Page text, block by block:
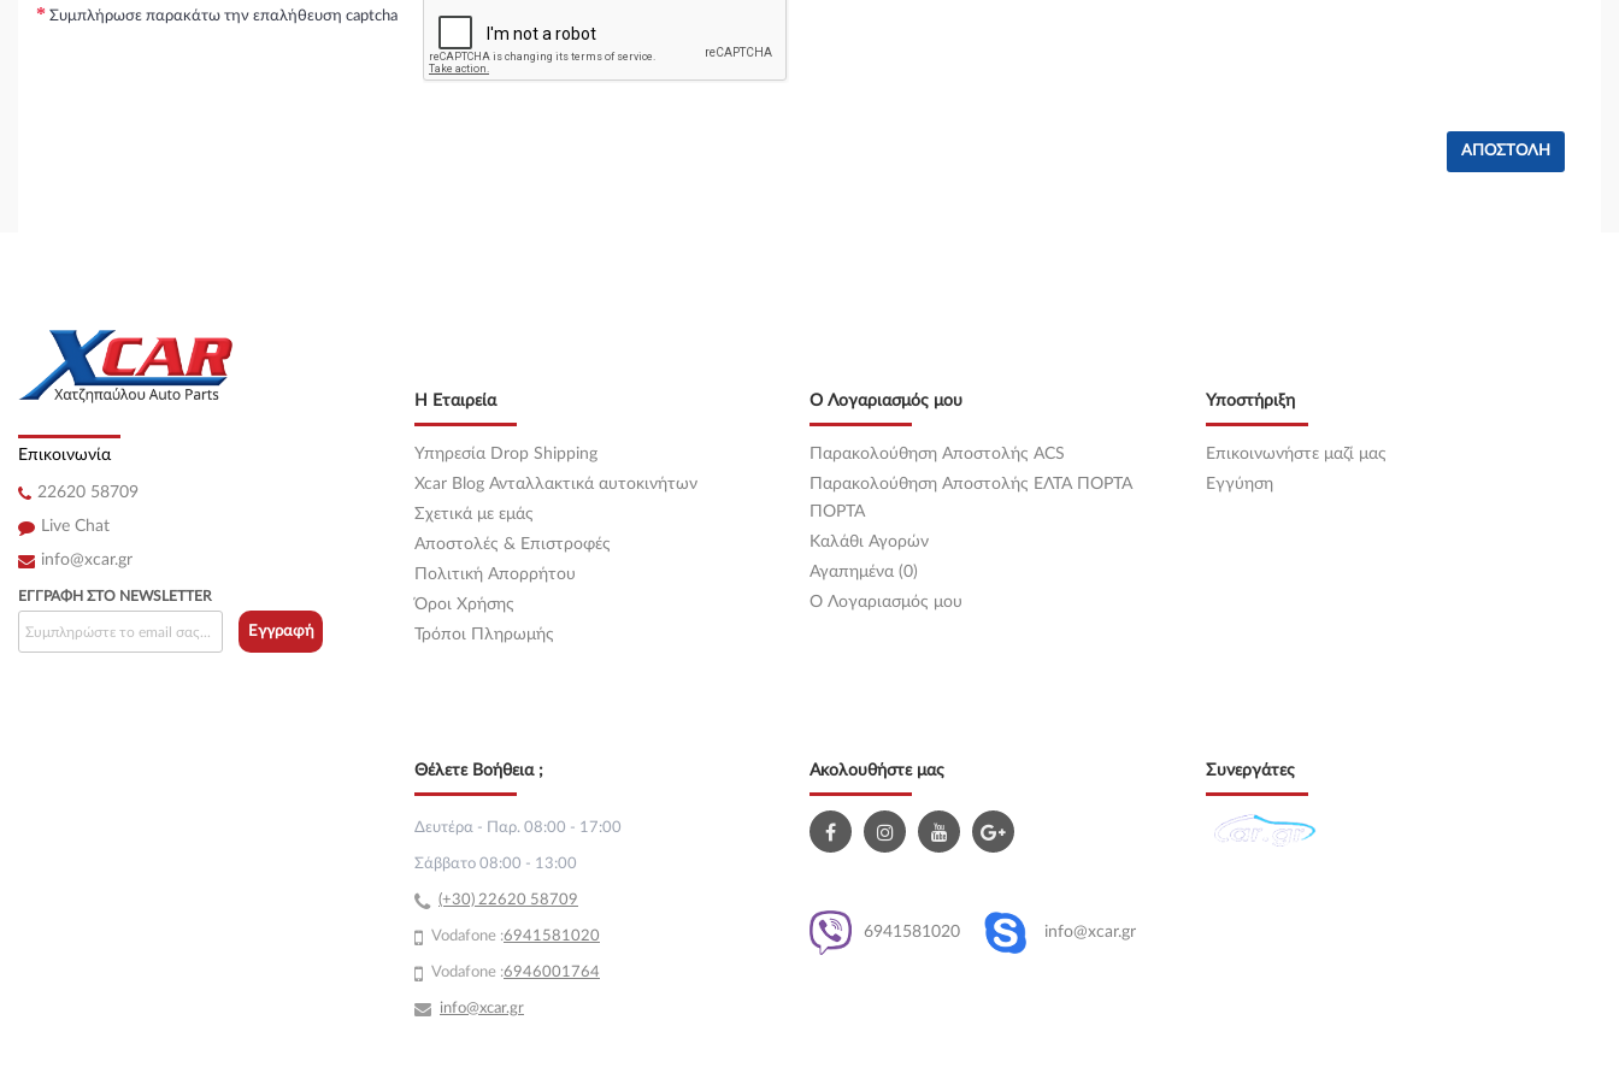
Συμπλήρωσε παρακάτω την επαλήθευση captcha
Επικοινωνία
22620 58709
Live Chat
info@xcar.gr
Η Εταιρεία
Υπηρεσία Drop Shipping
Xcar Blog Ανταλλακτικά αυτοκινήτων
Σχετικά με εμάς
Αποστολές & Επιστροφές
Πολιτική Απορρήτου
Όροι Χρήσης
Τρόποι Πληρωμής
Ο Λογαριασμός μου
Παρακολούθηση Αποστολής ACS
Παρακολούθηση Αποστολής ΕΛΤΑ ΠΟΡΤΑ
ΠΟΡΤΑ
Καλάθι Αγορών
Αγαπημένα (0)
O Λογαριασμός μου
Υποστήριξη
Επικοινωνήστε μαζί μας
Εγγύηση
ΕΓΓΡΑΦΉ ΣΤΟ NEWSLETTER
Εγγραφή
Θέλετε Βοήθεια ;
Δευτέρα - Παρ. 08:00 - 17:00
Σάββατο 08:00 - 13:00
(+30) 22620 58709
Vodafone :6941581020
Vodafone :6946001764
info@xcar.gr
Ακολουθήστε μας
6941581020 info@xcar.gr
Συνεργάτες